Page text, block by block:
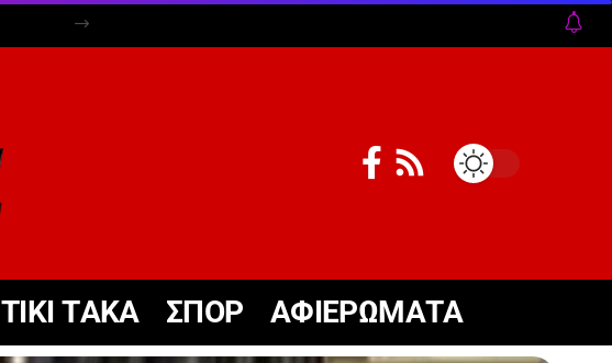
TIKΙ TΑΚΑ ΣΠΟΡ ΑΦΙΕΡΩΜΑΤΑ